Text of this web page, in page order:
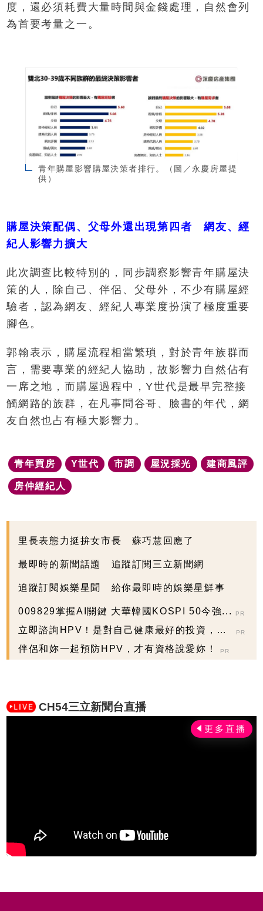
度，還必須耗費大量時間與金錢處理，自然會列
為首要考量之一。
青年購屋影響購屋決策者排行。（圖／永慶房屋提
供）
購屋決策配偶、父母外還出現第四者 網友、經
紀人影響力擴大
此次調查比較特別的，同步調察影響青年購屋決
策的人，除自己、伴侶、父母外，不少有購屋經
驗者，認為網友、經紀人專業度扮演了極度重要
腳色。
郭翰表示，購屋流程相當繁瑣，對於青年族群而
言，需要專業的經紀人協助，故影響力自然佔有
一席之地，而購屋過程中，Y世代是最早完整接
觸網路的族群，在凡事問谷哥、臉書的年代，網
友自然也占有極大影響力。
青年買房 Y世代 市調 屋況採光 建商風評
房仲經紀人
里長表態力挺拚女市長 蘇巧慧回應了
最即時的新聞話題 追蹤訂閱三立新聞網
追蹤訂閱娛樂星聞 給你最即時的娛樂星鮮事
009829掌握AI關鍵 大華韓國KOSPI 50今強... PR
立即諮詢HPV！是對自己健康最好的投資，把
握現在不嫌晚...
PR
伴侶和妳一起預防HPV，才有資格說愛妳！ PR
CH54三立新聞台直播